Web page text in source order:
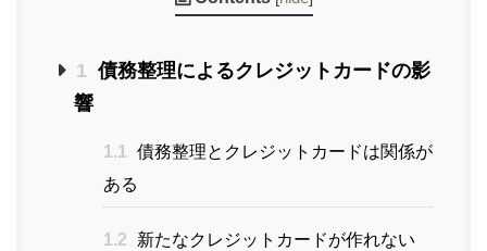
1 債務整理によるクレジットカードの影
響
1.1 債務整理とクレジットカードは関係が
ある
1.2 新たなクレジットカードが作れない